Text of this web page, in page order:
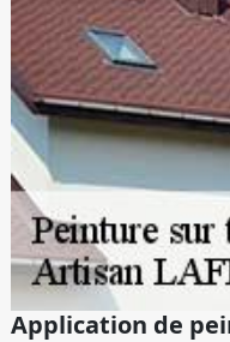
Application de